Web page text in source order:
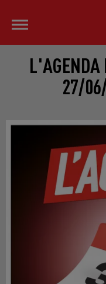
L'AGENDA
27/